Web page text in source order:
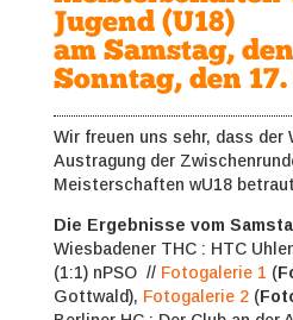
Jugend (U18)
am Samstag,
Sonntag, den
Wir freuen uns sehr, dass der
Austragung der
Meisterschaften wU18
Die Ergebnisse vom
Wiesbadener THC : HTC
(1:1) nPSO // Fotogalerie 1 (
Gottwald), Fotogalerie 2(